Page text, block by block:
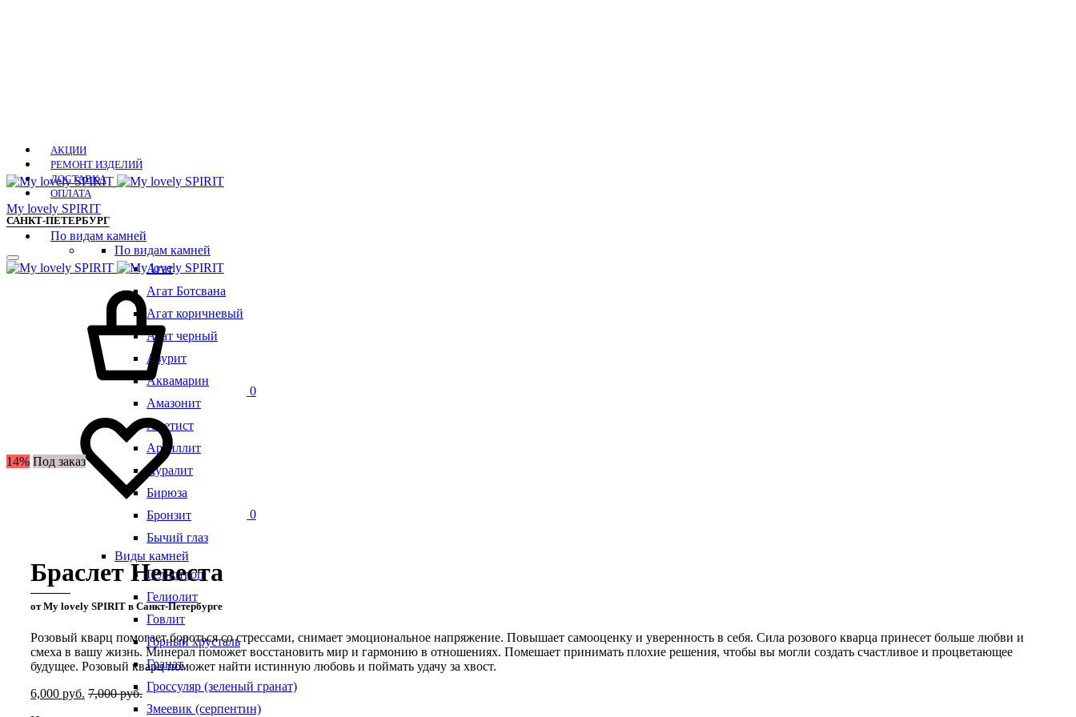
АКЦИИ
РЕМОНТ ИЗДЕЛИЙ
ДОСТАВКА
ОПЛАТА
САНКТ-ПЕТЕРБУРГ
Мy lovely SPIRIT
По видам камней
По видам камней
Агат
Агат Ботсвана
Агат коричневый
Агат черный
Азурит
Аквамарин
Амазонит
Аметист
Аргиллит
Ауралит
Бирюза
Бронзит
Бычий глаз
Виды камней
Гелиотроп
Гелиолит
Говлит
Горный хрусталь
Гранат
Гроссуляр (зеленый гранат)
Змеевик (серпентин)
0
0
14% Под заказ
Браслет Невеста
от My lovely SPIRIT в Санкт-Петербурге
Розовый кварц помогает бороться со стрессами, снимает эмоциональное напряжение. Повышает самооценку и уверенность в себя. Сила розового кварца принесет больше любви и
смеха в вашу жизнь. Минерал поможет восстановить мир и гармонию в отношениях. Помешает принимать плохие решения, чтобы вы могли создать счастливое и процветающее
будущее. Розовый кварц поможет найти истинную любовь и поймать удачу за хвост.
6,000 руб. 7,000руб.